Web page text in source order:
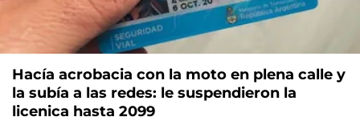
Hacía acrobacia con la moto en plena calle y
la subía a las redes: le suspendieron la
licenica hasta 2099